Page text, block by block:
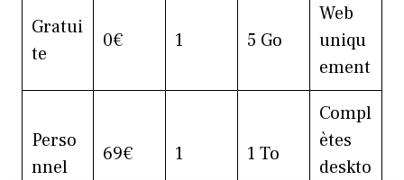
Gratui
te
0€ 1 5 Go
Web
uniqu
ement
Perso
nnel
69€ 1 1 To
Compl
ètes
deskto